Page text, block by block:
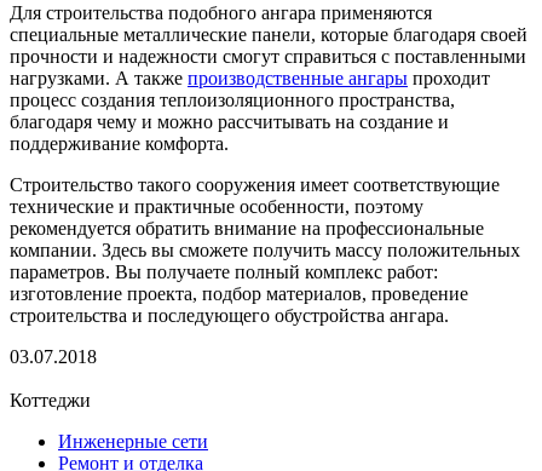
Для строительства подобного ангара применяются
специальные металлические панели, которые благодаря своей
прочности и надежности смогут справиться с поставленными
нагрузками. А также производственные ангары проходит
процесс создания теплоизоляционного пространства,
благодаря чему и можно рассчитывать на создание и
поддерживание комфорта.
Строительство такого сооружения имеет соответствующие
технические и практичные особенности, поэтому
рекомендуется обратить внимание на профессиональные
компании. Здесь вы сможете получить массу положительных
параметров. Вы получаете полный комплекс работ:
изготовление проекта, подбор материалов, проведение
строительства и последующего обустройства ангара.
03.07.2018
Коттеджи
Инженерные сети
Ремонт и отделка